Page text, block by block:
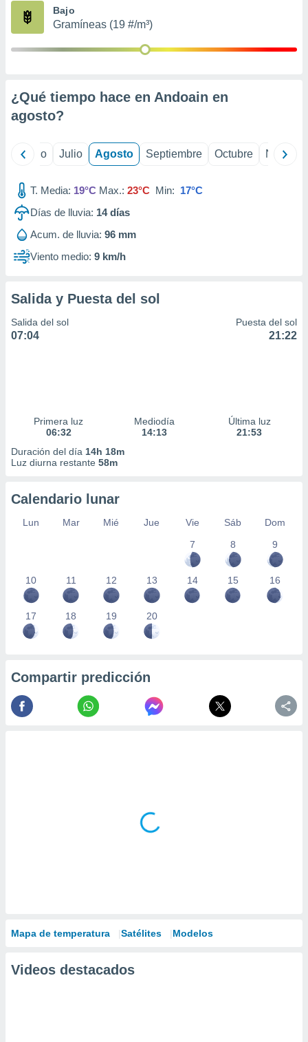
publicidad
1199
Bajo
Gramíneas (19 #/m³)
¿Qué tiempo hace en Andoain en
agosto?
Junio Julio Agosto Septiembre Octubre
T. Media: 19°C Max.: 23°C Min: 17°C
Días de lluvia: 14días
Acum. de lluvia: 96 mm
Viento medio: 9 km/h
Salida y Puesta del sol
Salida del sol
07:04
Puesta del sol
21:22
Primera luz
06:32
Mediodía
14:13
Última luz
21:53
Duración del día 14h 18m
Luz diurna restante 58m
Calendario lunar
Lun Mar Mié Jue Vie Sáb
Dom
7
8 9
10 11 12 13 14 15 16
17 18 19 20
Compartir predicción
Mapa de temperatura Satélites Modelos
Videos destacados